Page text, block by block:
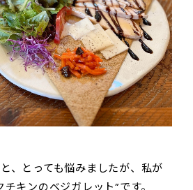
、とっても悩みましたが、私が
キンのベジガレット”です。